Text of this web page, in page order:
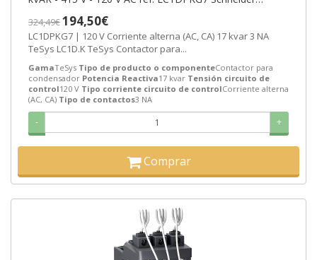
324,49€194,50€
LC1DPKG7 | 120 V Corriente alterna (AC, CA) 17 kvar 3 NA
TeSys LC1D.K TeSys Contactor para...
GamaTeSys Tipo de producto o componenteContactor para
condensador Potencia Reactiva17 kvar Tensión circuito de
control120 V Tipo corriente circuito de controlCorriente alterna
(AC, CA) Tipo de contactos3 NA
- +
Comprar